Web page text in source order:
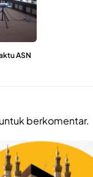
ASN
untuk berkomentar.